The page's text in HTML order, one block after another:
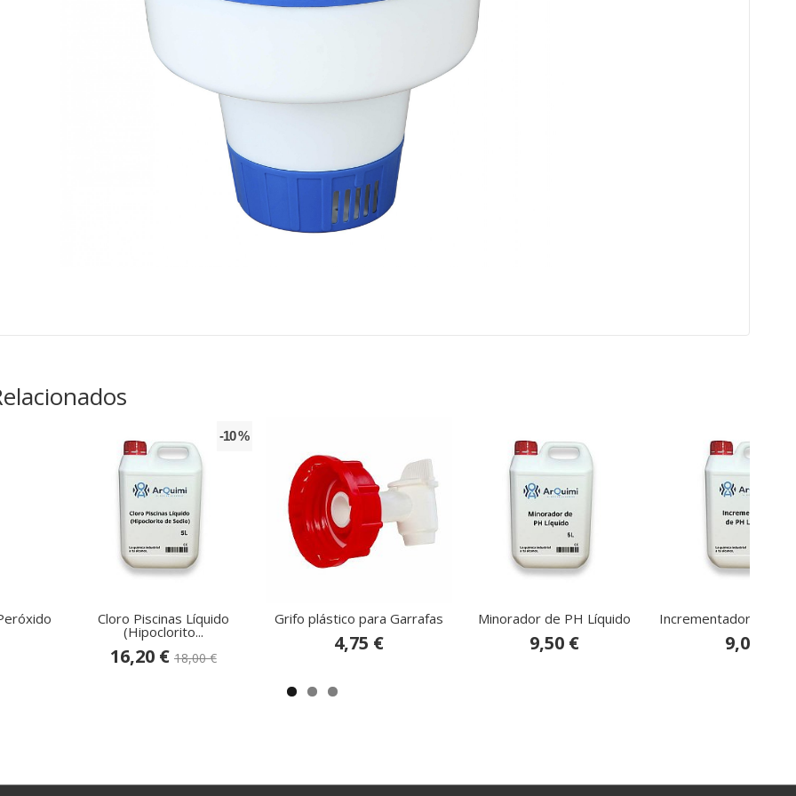
-10 %
Cloro Piscinas Líquido
(Hipoclorito...
16,20 € 18,00 €
Grifo plástico para Garrafas
4,75 €
Minorador de PH Líquido
9,50 €
Incrementador de PH
9,00 €